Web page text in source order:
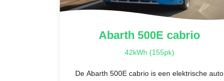
Abarth 500E cabrio
42kWh (155pk)
De Abarth 500E cabrio is een elektrische auto